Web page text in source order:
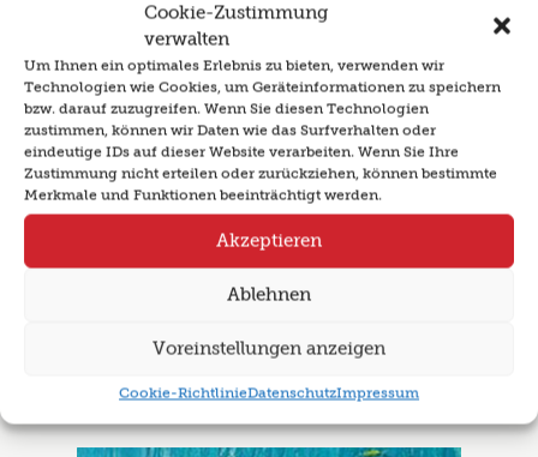
Cookie-Zustimmung
verwalten
Um Ihnen ein optimales Erlebnis zu bieten, verwenden wir
Technologien wie Cookies, um Geräteinformationen zu speichern
bzw. darauf zuzugreifen. Wenn Sie diesen Technologien
zustimmen, können wir Daten wie das Surfverhalten oder
eindeutige IDs auf dieser Website verarbeiten. Wenn Sie Ihre
Zustimmung nicht erteilen oder zurückziehen, können bestimmte
Merkmale und Funktionen beeinträchtigt werden.
Akzeptieren
Ablehnen
Voreinstellungen anzeigen
Cookie-RichtlinieDatenschutzImpressum
Rezept als Favorit ablegen